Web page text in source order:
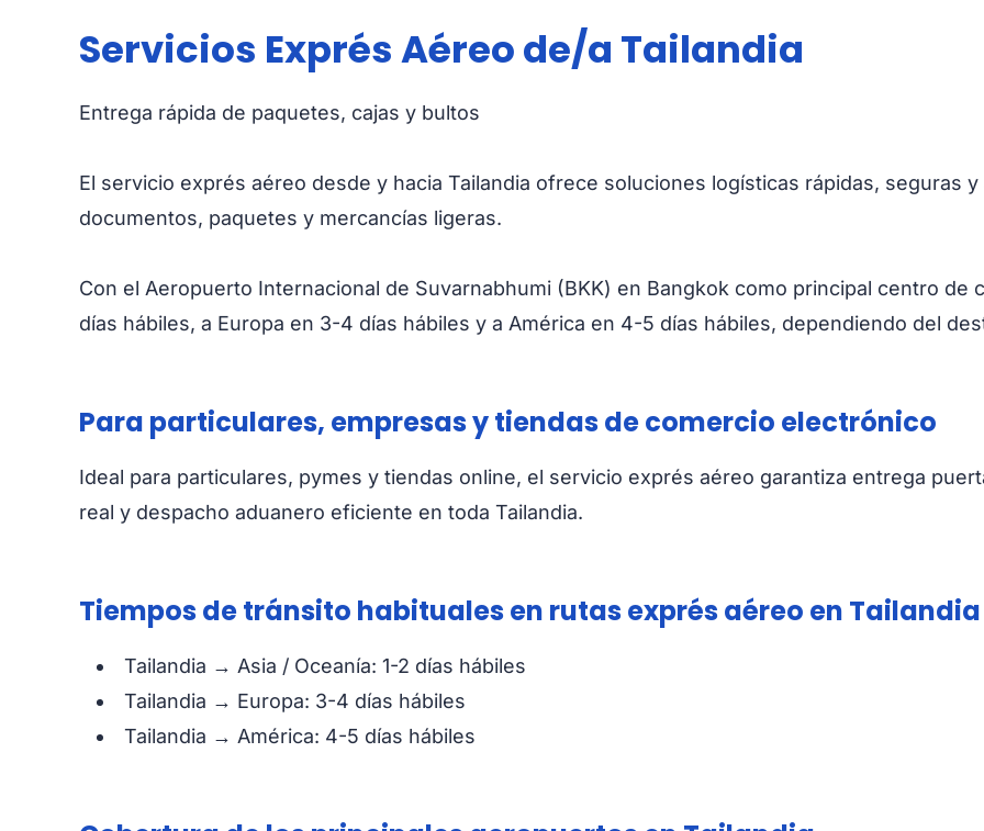
Servicios Exprés Aéreo de/a Tailandia
Entrega rápida de paquetes, cajas y bultos
El servicio exprés aéreo desde y hacia Tailandia ofrece soluciones logísticas rápidas, seguras
documentos, paquetes y mercancías ligeras.
Con el Aeropuerto Internacional de Suvarnabhumi (BKK) en Bangkok como principal centro de
días hábiles, a Europa en 3-4 días hábiles y a América en 4-5 días hábiles, dependiendo del
Para particulares, empresas y tiendas de comercio electrónico
Ideal para particulares, pymes y tiendas online, el servicio exprés aéreo garantiza entrega
real y despacho aduanero eficiente en toda Tailandia.
Tiempos de tránsito habituales en rutas exprés aéreo en Tailandia
Tailandia → Asia / Oceanía: 1-2 días hábiles
Tailandia → Europa: 3-4 días hábiles
Tailandia → América: 4-5 días hábiles